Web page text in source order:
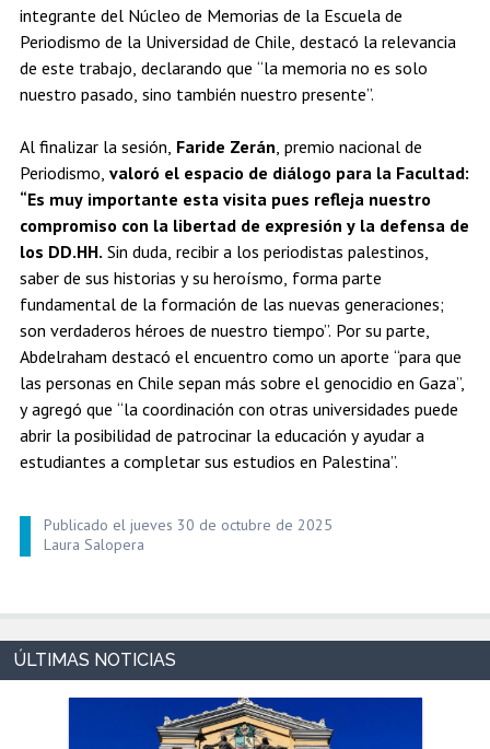
integrante del Núcleo de Memorias de la Escuela de
Periodismo de la Universidad de Chile, destacó la relevancia
de este trabajo, declarando que “la memoria no es solo
nuestro pasado, sino también nuestro presente”.
Al finalizar la sesión, Faride Zerán, premio nacional de
Periodismo, valoró el espacio de diálogo para la Facultad:
“Es muy importante esta visita pues refleja nuestro
compromiso con la libertad de expresión y la defensa de
los DD.HH. Sin duda, recibir a los periodistas palestinos,
saber de sus historias y su heroísmo, forma parte
fundamental de la formación de las nuevas generaciones;
son verdaderos héroes de nuestro tiempo”. Por su parte,
Abdelraham destacó el encuentro como un aporte “para que
las personas en Chile sepan más sobre el genocidio en Gaza”,
y agregó que “la coordinación con otras universidades puede
abrir la posibilidad de patrocinar la educación y ayudar a
estudiantes a completar sus estudios en Palestina”.
Publicado el jueves 30 de octubre de 2025
Laura Salopera